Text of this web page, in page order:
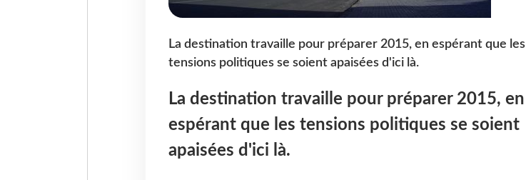
La destination travaille pour préparer 2015, en espérant que les
tensions politiques se soient apaisées d'ici là.
La destination travaille pour préparer 2015, en
espérant que les tensions politiques se soient
apaisées d'ici là.